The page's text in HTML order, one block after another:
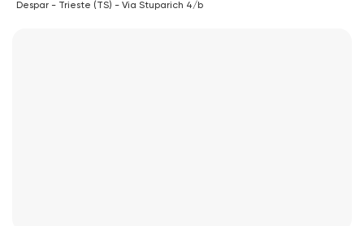
Despar - Trieste (TS) - Via Stuparich 4/b